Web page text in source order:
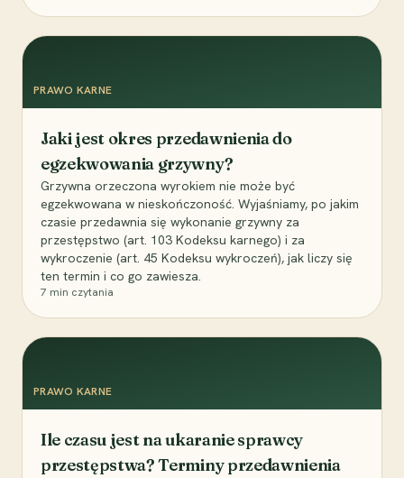
PRAWO KARNE
Jaki jest okres przedawnienia do
egzekwowania grzywny?
Grzywna orzeczona wyrokiem nie może być
egzekwowana w nieskończoność. Wyjaśniamy, po jakim
czasie przedawnia się wykonanie grzywny za
przestępstwo (art. 103 Kodeksu karnego) i za
wykroczenie (art. 45 Kodeksu wykroczeń), jak liczy się
ten termin i co go zawiesza.
7 min czytania
PRAWO KARNE
Ile czasu jest na ukaranie sprawcy
przestępstwa? Terminy przedawnienia